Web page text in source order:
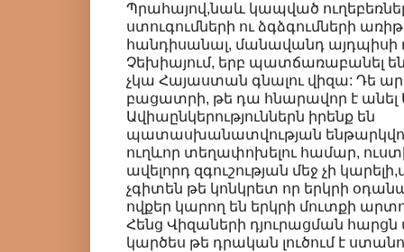
Պրահայով,նաև կապված
ստուգումների ու ձգձգումների
հանդիսանալ, մանավանդ այդպիսի
Չեխիայում, երբ պատճառաբանել
չկա Հայաստան գնալու վիզա: Դե
բացատրի, թե դա հնարավոր է անել
Ավիաընկերություններն իրենք են
պատասխանատվության
ուղևոր տեղափոխելու համար,
ավելորդ զգուշության մեջ չի
չգիտեն թե կոնկրետ որ երկրի
ովքեր կարող են երկրի մուտքի
Հենց Վիզաների դյուրացման
կարծես թե դրական լուծում է